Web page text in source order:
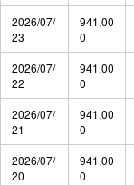
2026/07/
23
941,00
0
2026/07/
22
941,00
0
2026/07/
21
941,00
0
2026/07/
20
941,00
0